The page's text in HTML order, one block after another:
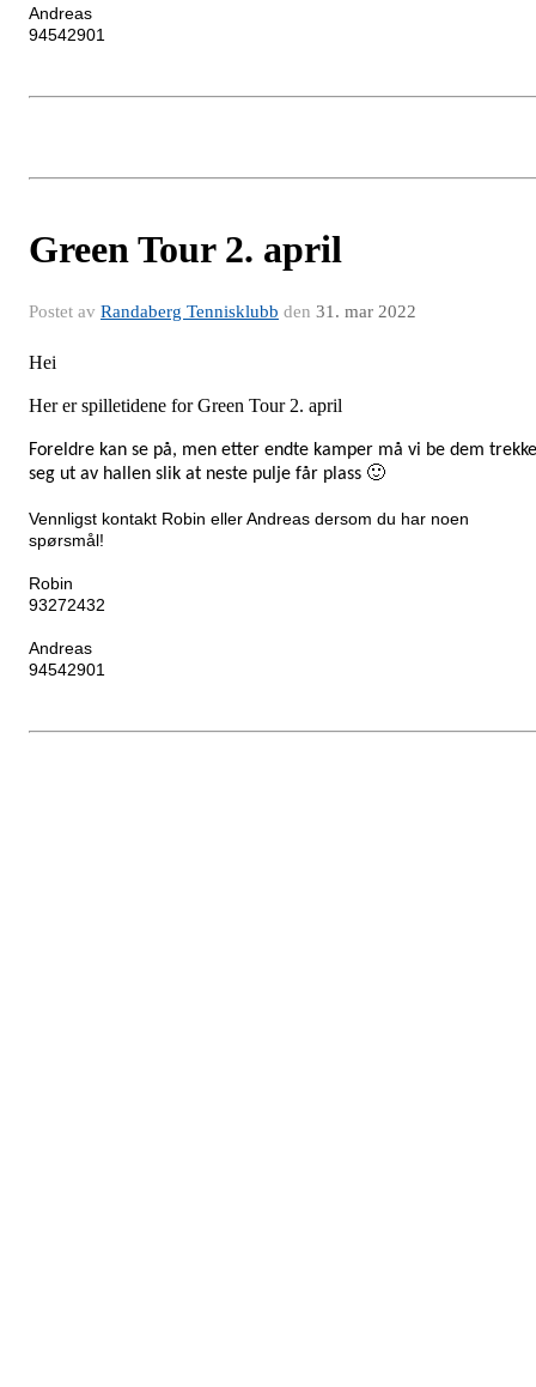
Andreas
94542901
Green Tour 2. april
Postet av Randaberg Tennisklubb den 31. mar 2022
Hei
Her er spilletidene for Green Tour 2. april
Foreldre kan se på, men etter endte kamper må vi be dem trekke
seg ut av hallen slik at neste pulje får plass 🙂
Vennligst kontakt Robin eller Andreas dersom du har noen
spørsmål!
Robin
93272432
Andreas
94542901